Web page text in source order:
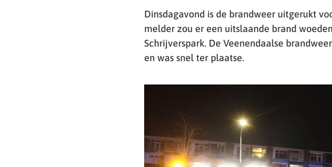
Dinsdagavond is de brandweer uitgerukt
melder zou er een uitslaande brand
Schrijverspark. De Veenendaalse
en was snel ter plaatse.